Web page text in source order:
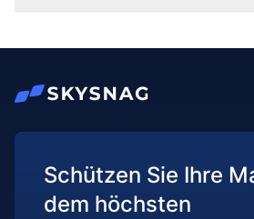
Schützen Sie Ihre
dem höchsten